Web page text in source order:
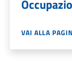
VAI ALLA